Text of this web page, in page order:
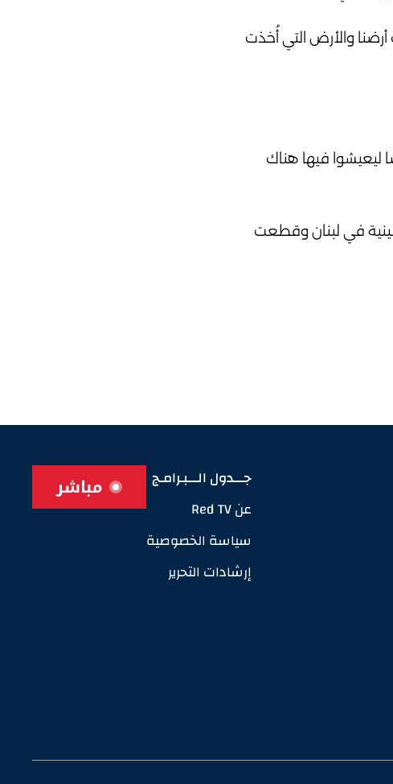
والأرض التي أُخذت
ليعيشوا فيها هناك
في لبنان وقطعت
جـــدول الـــبـرامـج
عن Red TV
سياسة الخصوصية
إرشادات التحرير
مباشر